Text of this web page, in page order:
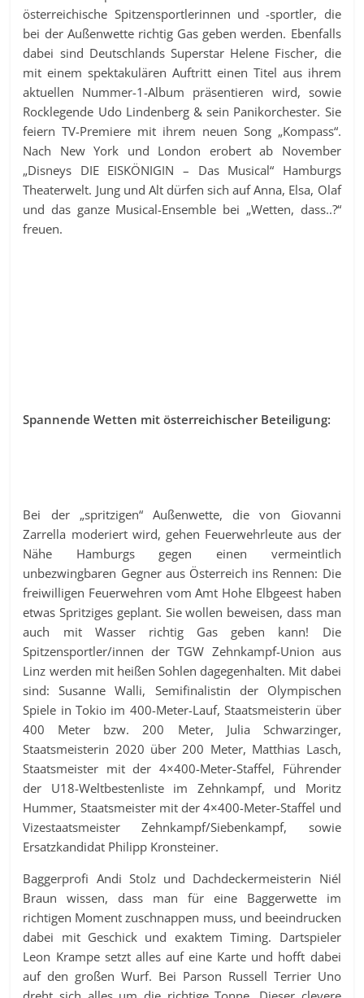
österreichische Spitzensportlerinnen und -sportler, die
bei der Außenwette richtig Gas geben werden. Ebenfalls
dabei sind Deutschlands Superstar Helene Fischer, die
mit einem spektakulären Auftritt einen Titel aus ihrem
aktuellen Nummer-1-Album präsentieren wird, sowie
Rocklegende Udo Lindenberg & sein Panikorchester. Sie
feiern TV-Premiere mit ihrem neuen Song „Kompass“.
Nach New York und London erobert ab November
„Disneys DIE EISKÖNIGIN – Das Musical“ Hamburgs
Theaterwelt. Jung und Alt dürfen sich auf Anna, Elsa, Olaf
und das ganze Musical-Ensemble bei „Wetten, dass..?“
freuen.
Spannende Wetten mit österreichischer Beteiligung:
Bei der „spritzigen“ Außenwette, die von Giovanni
Zarrella moderiert wird, gehen Feuerwehrleute aus der
Nähe Hamburgs gegen einen vermeintlich
unbezwingbaren Gegner aus Österreich ins Rennen: Die
freiwilligen Feuerwehren vom Amt Hohe Elbgeest haben
etwas Spritziges geplant. Sie wollen beweisen, dass man
auch mit Wasser richtig Gas geben kann! Die
Spitzensportler/innen der TGW Zehnkampf-Union aus
Linz werden mit heißen Sohlen dagegenhalten. Mit dabei
sind: Susanne Walli, Semifinalistin der Olympischen
Spiele in Tokio im 400-Meter-Lauf, Staatsmeisterin über
400 Meter bzw. 200 Meter, Julia Schwarzinger,
Staatsmeisterin 2020 über 200 Meter, Matthias Lasch,
Staatsmeister mit der 4×400-Meter-Staffel, Führender
der U18-Weltbestenliste im Zehnkampf, und Moritz
Hummer, Staatsmeister mit der 4×400-Meter-Staffel und
Vizestaatsmeister Zehnkampf/Siebenkampf, sowie
Ersatzkandidat Philipp Kronsteiner.
Baggerprofi Andi Stolz und Dachdeckermeisterin Niél
Braun wissen, dass man für eine Baggerwette im
richtigen Moment zuschnappen muss, und beeindrucken
dabei mit Geschick und exaktem Timing. Dartspieler
Leon Krampe setzt alles auf eine Karte und hofft dabei
auf den großen Wurf. Bei Parson Russell Terrier Uno